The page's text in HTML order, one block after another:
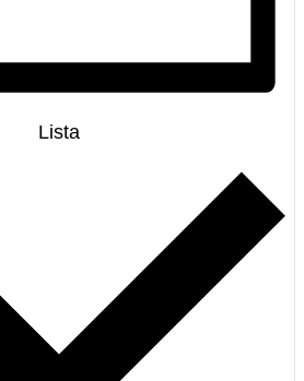
Lista